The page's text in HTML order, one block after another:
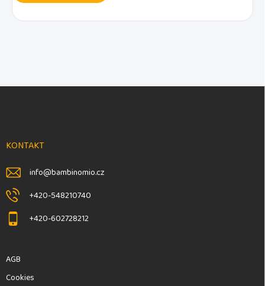
F
e
KONTAKT
info@bambinomio.cz
+420-548210740
+420-602728212
AGB
Cookies